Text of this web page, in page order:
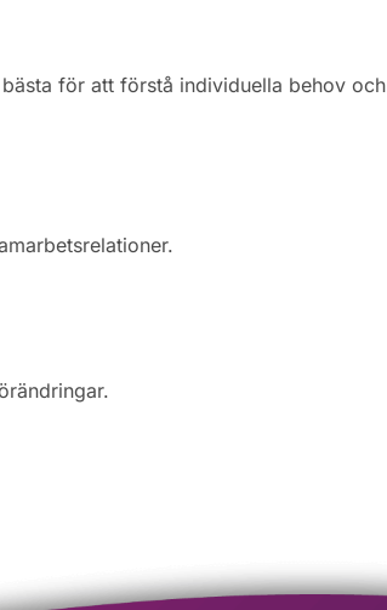
för att förstå individuella behov och